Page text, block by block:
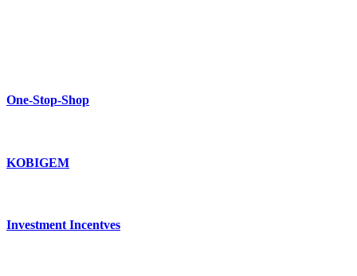
One-Stop-Shop
KOBIGEM
Investment Incentves